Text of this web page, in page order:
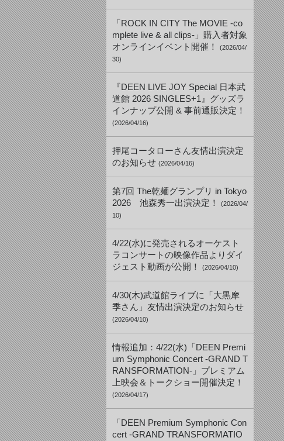
「ROCK IN CITY The MOVIE -co
mplete live & all clips-」購入者対象
オンラインイベント開催！
(2026/04/
30)
『DEEN LIVE JOY Special 日本武
道館 2026 SINGLES+1』グッズラ
インナップ公開 & 事前通販決定！
(2026/04/16)
押尾コータローさん友情出演決定
のお知らせ (2026/04/16)
第7回 The乾麺グランプリ in Tokyo
2026 池森秀一出演決定！
(2026/04/
10)
4/22(水)に発売されるオーケスト
ラコンサートの映像作品よりダイ
ジェスト動画が公開！
(2026/04/10)
4/30(木)武道館ライブに「大黒摩
季さん」友情出演決定のお知らせ
(2026/04/10)
情報追加：4/22(水)「DEEN Premi
um Symphonic Concert -GRAND T
RANSFORMATION-」プレミアム
上映会＆トークショー開催決定！
(2026/04/17)
「DEEN Premium Symphonic Con
cert -GRAND TRANSFORMATIO